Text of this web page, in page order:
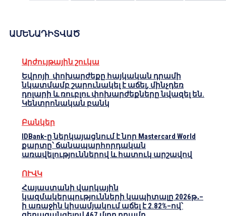
ԱՄԵՆԱԴԻՏՎԱԾ
Արժույթային շուկա
Եվրոյի փոխարժեքը հայկական դրամի
նկատմամբ շարունակել է աճել, մինչդեռ
դոլարի և ռուբլու փոխարժեքները նվազել են.
Կենտրոնական բանկ
Բանկեր
IDBank-ը ներկայացնում է նոր Mastercard World
քարտը՝ ճանապարհորդական
առավելություններով և հատուկ արշավով
ՈՒՎԿ
Հայաստանի վարկային
կազմակերպությունների կապիտալը 2026թ․–
ի առաջին կիսամյակում աճել է 2.82%–ով՝